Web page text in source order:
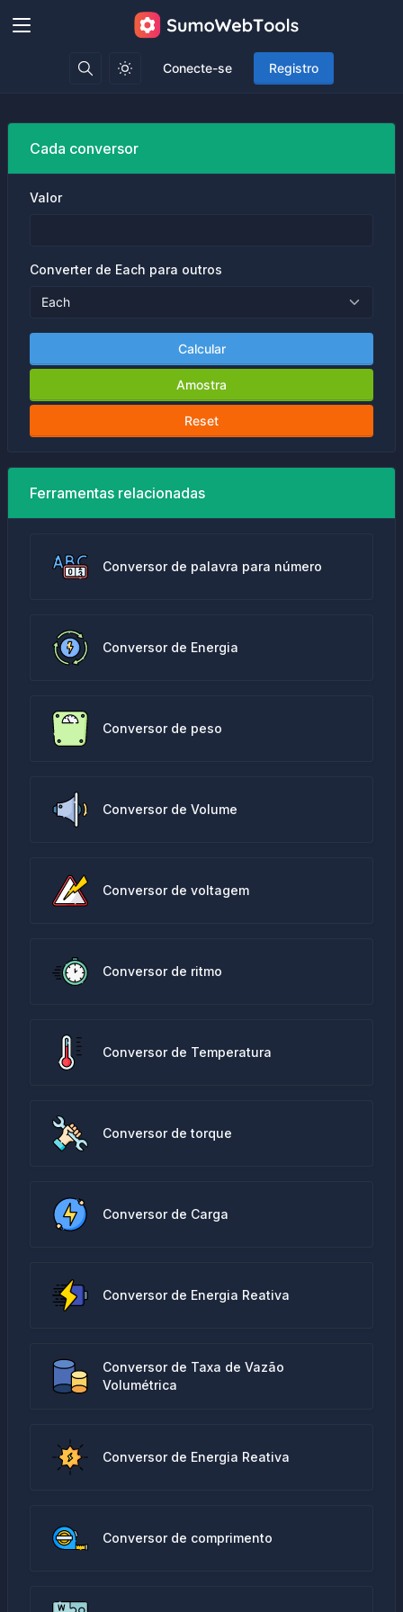
Conecte-se Registro
Cada conversor
Valor
Converter de Each para outros
Calcular
Amostra
Reset
Ferramentas relacionadas
Conversor de palavra para número
Conversor de Energia
Conversor de peso
Conversor de Volume
Conversor de voltagem
Conversor de ritmo
Conversor de Temperatura
Conversor de torque
Conversor de Carga
Conversor de Energia Reativa
Conversor de Taxa de Vazão
Volumétrica
Conversor de Energia Reativa
Conversor de comprimento